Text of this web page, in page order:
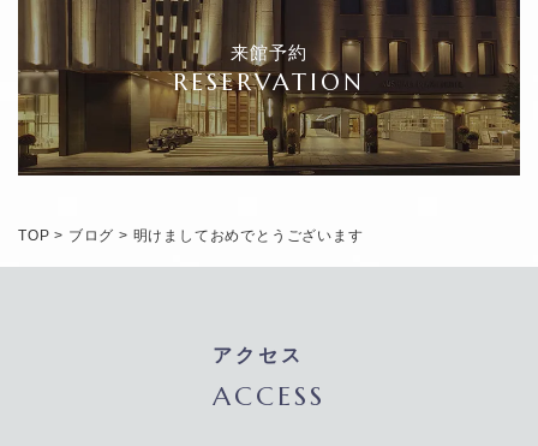
来館予約
RESERVATION
TOP > ブログ > 明けましておめでとうございます
アクセス
ACCESS